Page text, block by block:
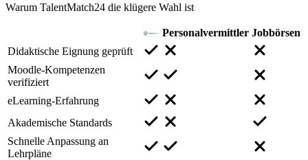
Warum TalentMatch24 die klügere Wahl ist
Personalvermittler Jobbörsen
Didaktische Eignung geprüft
Moodle-Kompetenzen
verifiziert
eLearning-Erfahrung
Akademische Standards
Schnelle Anpassung an
Lehrpläne